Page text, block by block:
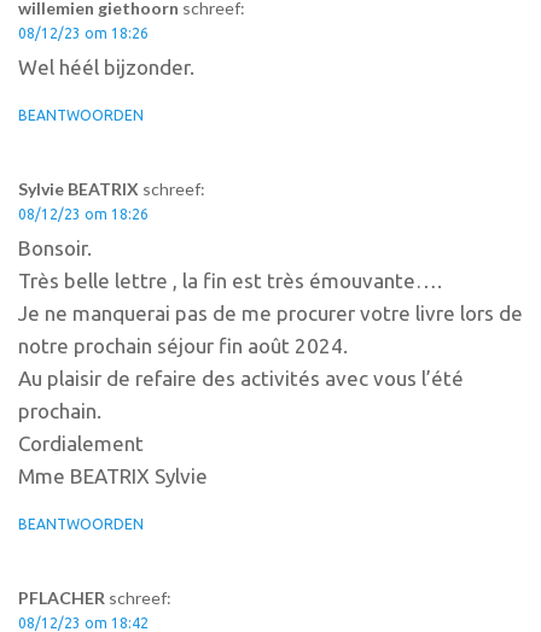
willemien giethoorn schreef:
08/12/23 om 18:26
Wel héél bijzonder.
BEANTWOORDEN
Sylvie BEATRIX schreef:
08/12/23 om 18:26
Bonsoir.
Très belle lettre , la fin est très émouvante….
Je ne manquerai pas de me procurer votre livre lors de
notre prochain séjour fin août 2024.
Au plaisir de refaire des activités avec vous l’été
prochain.
Cordialement
Mme BEATRIX Sylvie
BEANTWOORDEN
PFLACHER schreef:
08/12/23 om 18:42